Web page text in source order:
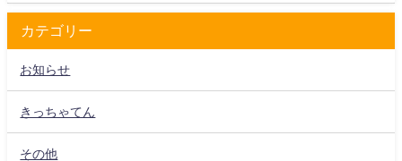
カテゴリー
お知らせ
きっちゃてん
その他